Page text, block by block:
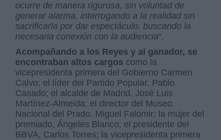
ocurre de manera rigurosa, sin voluntad de
generar alarma, interrogando a la realidad sin
sacrificarla por dar espectáculo, buscando la
necesaria conexión con la audiencia".
Acompañando a los Reyes y al ganador, se
encontraban altos cargos como la
vicepresidenta primera del Gobierno Carmen
Calvo; el líder del Partido Popular, Pablo
Casado; el alcalde de Madrid, José Luis
Martínez-Almeida; el director del Museo
Nacional del Prado, Miguel Falomir; la mujer del
premiado, Ángeles Blanco; el presidente del
BBVA, Carlos Torres; la vicepresidenta primera